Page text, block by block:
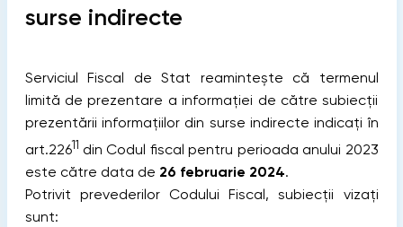
surse indirecte
Serviciul Fiscal de Stat reamintește că termenul
limită de prezentare a informației de către subiecții
prezentării informațiilor din surse indirecte indicați în
art.22611 din Codul fiscal pentru perioada anului 2023
este către data de 26 februarie 2024.
Potrivit prevederilor Codului Fiscal, subiecții vizați
sunt: